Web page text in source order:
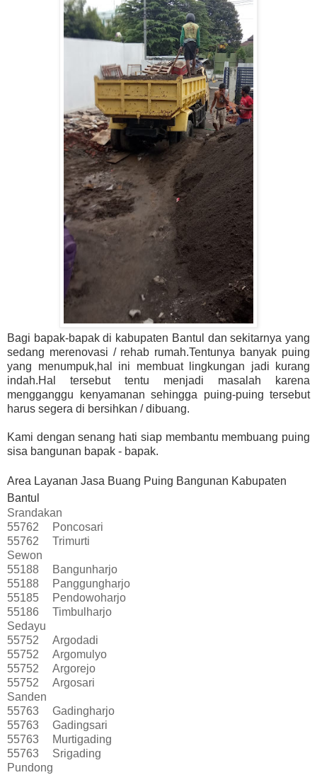
Bagi bapak-bapak di kabupaten Bantul dan sekitarnya yang
sedang merenovasi / rehab rumah.Tentunya banyak puing
yang menumpuk,hal ini membuat lingkungan jadi kurang
indah.Hal tersebut tentu menjadi masalah karena
mengganggu kenyamanan sehingga puing-puing tersebut
harus segera di bersihkan / dibuang.
Kami dengan senang hati siap membantu membuang puing
sisa bangunan bapak - bapak.
Area Layanan Jasa Buang Puing Bangunan Kabupaten
Bantul
Srandakan
55762
Poncosari
55762
Trimurti
Sewon
55188
Bangunharjo
55188
Panggungharjo
55185
Pendowoharjo
55186
Timbulharjo
Sedayu
55752
Argodadi
55752
Argomulyo
55752
Argorejo
55752
Argosari
Sanden
55763
Gadingharjo
55763
Gadingsari
55763
Murtigading
55763
Srigading
Pundong